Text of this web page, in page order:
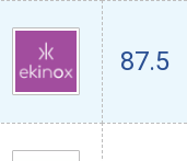
87.5